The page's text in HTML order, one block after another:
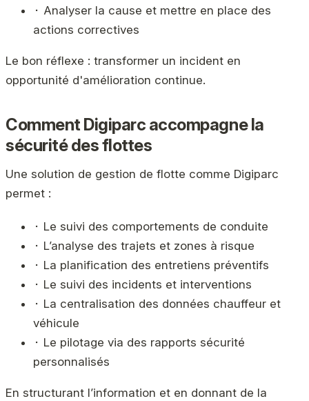
⬝ Analyser la cause et mettre en place des
actions correctives
Le bon réflexe : transformer un incident en
opportunité d'amélioration continue.
Comment Digiparc accompagne la
sécurité des flottes
Une solution de gestion de flotte comme Digiparc
permet :
⬝ Le suivi des comportements de conduite
⬝ L’analyse des trajets et zones à risque
⬝ La planification des entretiens préventifs
⬝ Le suivi des incidents et interventions
⬝ La centralisation des données chauffeur et
véhicule
⬝ Le pilotage via des rapports sécurité
personnalisés
En structurant l’information et en donnant de la